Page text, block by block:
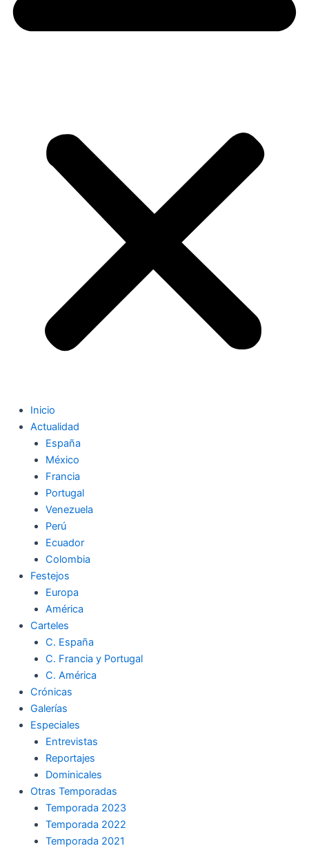
Inicio
Actualidad
España
México
Francia
Portugal
Venezuela
Perú
Ecuador
Colombia
Festejos
Europa
América
Carteles
C. España
C. Francia y Portugal
C. América
Crónicas
Galerías
Especiales
Entrevistas
Reportajes
Dominicales
Otras Temporadas
Temporada 2023
Temporada 2022
Temporada 2021